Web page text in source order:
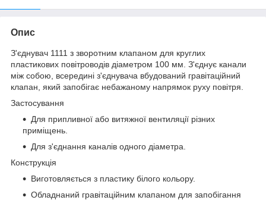
Опис
З'єднувач 1111 з зворотним клапаном для круглих
пластикових повітроводів діаметром 100 мм. З'єднує канали
між собою, всередині з'єднувача вбудований гравітаційний
клапан, який запобігає небажаному напрямок руху повітря.
Застосування
Для припливної або витяжної вентиляції різних
приміщень.
Для з'єднання каналів одного діаметра.
Конструкція
Виготовляється з пластику білого кольору.
Обладнаний гравітаційним клапаном для запобігання